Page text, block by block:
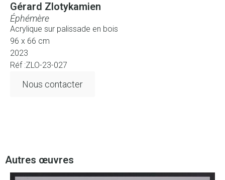
Gérard Zlotykamien
Éphémère
Acrylique sur palissade en bois
96 x 66 cm
2023
Réf :ZLO-23-027
Nous contacter
Autres œuvres